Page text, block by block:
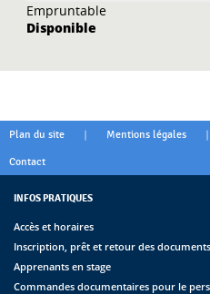
Empruntable
Disponible
Plan du site | Mentions légales |
Contact
INFOS PRATIQUES
Accès et horaires
Inscription, prêt et retour des documents
Apprenants en stage
Commandes documentaires pour le